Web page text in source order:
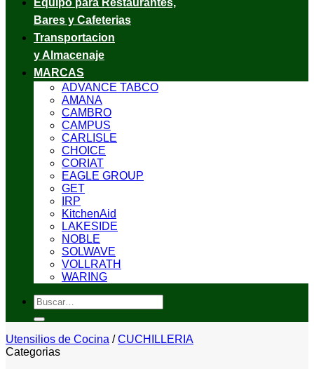
Equipo para Restaurantes,
Bares y Cafeterias
Transportacion
y Almacenaje
MARCAS
ADVANCE TABCO
AMANA
CAMBRO
CAMPUS
CARLISLE
CHOICE
CORIAT
EAGLE GROUP
GET
IRP
KitchenAid
LAKESIDE
NOBLE
SOLWAVE
VOLLRATH
WARING
Buscar
por:
Utensilios de Cocina / CUCHILLERIA
Categorias